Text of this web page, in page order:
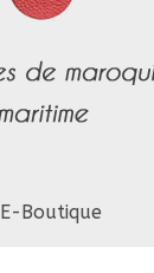
E-Boutique